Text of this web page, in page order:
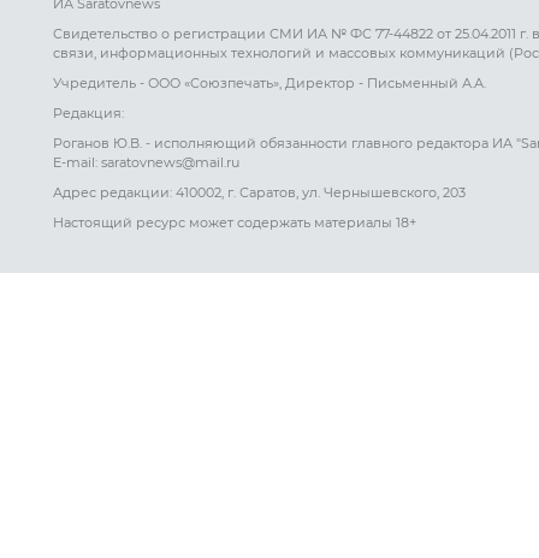
ИА Saratovnews
Свидетельство о регистрации СМИ ИА № ФС 77-44822 от 25.04.2011
связи, информационных технологий и массовых коммуникаций
Учредитель - ООО «Союзпечать», Директор - Письменный А.А.
Редакция:
Роганов Ю.В. - исполняющий обязанности главного редактора ИА
E-mail: saratovnews@mail.ru
Адрес редакции: 410002, г. Саратов, ул. Чернышевского, 203
Настоящий ресурс может содержать материалы 18+